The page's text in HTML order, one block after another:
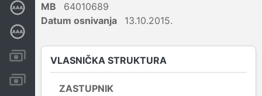
Sertifikat bonitetne izvrsnosti
Kreditni limit kompanije
MB
64010689
Datum osnivanja
13.10.2015.
VLASNIČKA STRUKTURA
ZASTUPNIK